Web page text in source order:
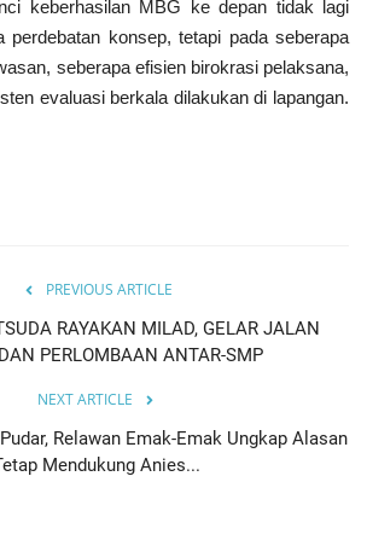
keberhasilan MBG ke depan tidak lagi
perdebatan konsep, tetapi pada seberapa
seberapa efisien birokrasi pelaksana,
evaluasi berkala dilakukan di lapangan.
PREVIOUS ARTICLE
RAYAKAN MILAD, GELAR JALAN
PERLOMBAAN ANTAR-SMP
NEXT ARTICLE
Relawan Emak-Emak Ungkap Alasan
Mendukung Anies...